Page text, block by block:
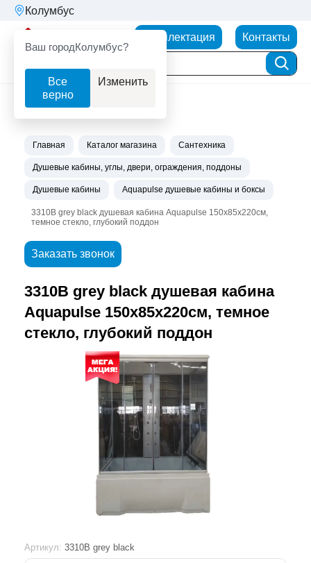
Колумбус
Ваш городКолумбус?
Все
верно
Изменить
Комплектация Контакты
Главная Каталог магазина Сантехника
Душевые кабины, углы, двери, ограждения, поддоны
Душевые кабины Aquapulse душевые кабины и боксы
3310B grey black душевая кабина Aquapulse 150х85х220см,
темное стекло, глубокий поддон
Заказать звонок
3310B grey black душевая кабина
Aquapulse 150х85х220см, темное
стекло, глубокий поддон
Артикул: 3310B grey black